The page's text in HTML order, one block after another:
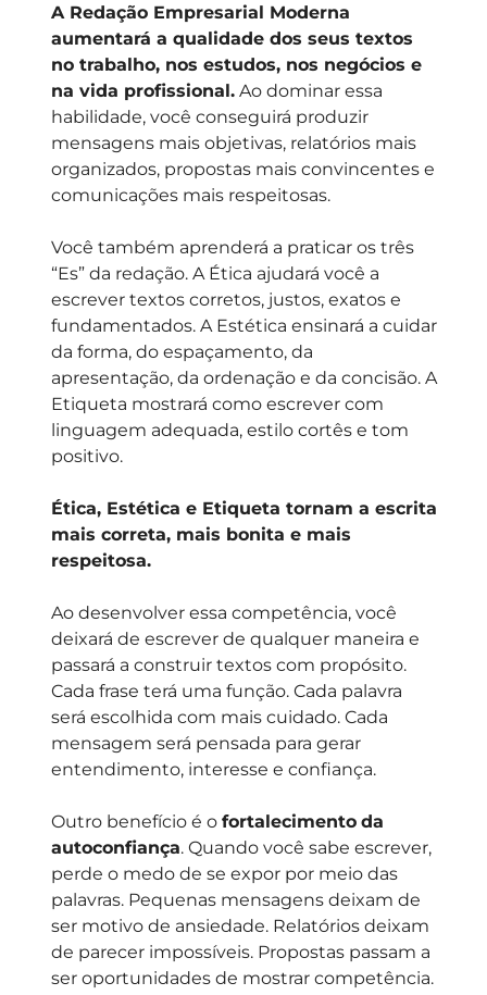
A Redação Empresarial Moderna
aumentará a qualidade dos seus textos
no trabalho, nos estudos, nos negócios e
na vida profissional.Ao dominar essa
habilidade, você conseguirá produzir
mensagens mais objetivas, relatórios mais
organizados, propostas mais convincentes e
comunicações mais respeitosas.
Você também aprenderá a praticar os três
“Es” da redação. A Ética ajudará você a
escrever textos corretos, justos, exatos e
fundamentados. A Estética ensinará a cuidar
da forma, do espaçamento, da
apresentação, da ordenação e da concisão. A
Etiqueta mostrará como escrever com
linguagem adequada, estilo cortês e tom
positivo.
Ética, Estética e Etiqueta tornam a escrita
mais correta, mais bonita e mais
respeitosa.
Ao desenvolver essa competência, você
deixará de escrever de qualquer maneira e
passará a construir textos com propósito.
Cada frase terá uma função. Cada palavra
será escolhida com mais cuidado. Cada
mensagem será pensada para gerar
entendimento, interesse e confiança.
Outro benefício é o fortalecimento da
autoconfiança. Quando você sabe escrever,
perde o medo de se expor por meio das
palavras. Pequenas mensagens deixam de
ser motivo de ansiedade. Relatórios deixam
de parecer impossíveis. Propostas passam a
ser oportunidades de mostrar competência.